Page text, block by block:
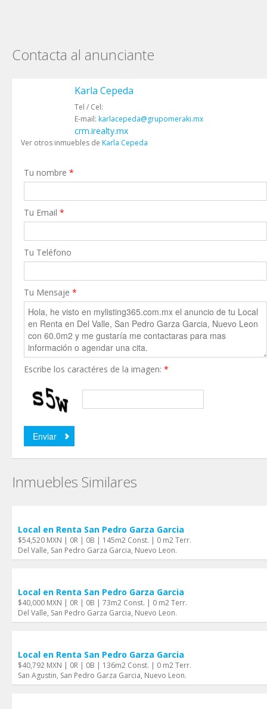
Contacta al anunciante
Karla Cepeda
Tel / Cel:
E-mail: karlacepeda@grupomeraki.mx
crm.irealty.mx
Ver otros inmuebles de Karla Cepeda
Tu nombre *
Tu Email *
Tu Teléfono
Tu Mensaje *
Escribe los caractéres de la imagen: *
Inmuebles Similares
Local en Renta San Pedro Garza Garci­a
$54,520 MXN | 0R | 0B | 145m2 Const. | 0 m2 Terr.
Del Valle, San Pedro Garza Garci­a, Nuevo Leon.
Local en Renta San Pedro Garza Garci­a
$40,000 MXN | 0R | 0B | 73m2 Const. | 0 m2 Terr.
Del Valle, San Pedro Garza Garci­a, Nuevo Leon.
Local en Renta San Pedro Garza Garci­a
$40,792 MXN | 0R | 0B | 136m2 Const. | 0 m2 Terr.
San Agustin, San Pedro Garza Garci­a, Nuevo Leon.